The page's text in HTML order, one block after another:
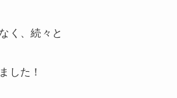
く、続々と
した！